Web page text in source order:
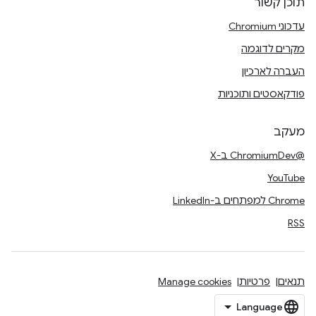
תוכן קשור
עדכוני Chromium
מקרים לדוגמה
העברה לארכיון
פודקאסטים ותוכניות
מעקב
@ChromiumDev ב-X
YouTube
Chrome למפתחים ב-LinkedIn
RSS
תנאים פרטיות Manage cookies